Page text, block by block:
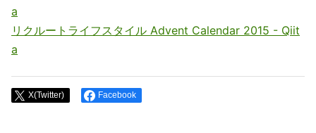
a
リクルートライフスタイル Advent Calendar 2015 - Qiit
a
X(Twitter) Facebook